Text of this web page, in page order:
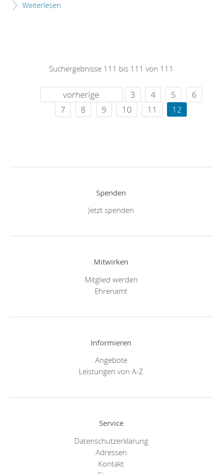
Weiterlesen
Suchergebnisse 111 bis 111 von 111
vorherige 3 4 5
6
7
8 9 10 11 12
Spenden
Jetzt spenden
Mitwirken
Mitglied werden
Ehrenamt
Informieren
Angebote
Leistungen von A-Z
Service
Datenschutzerklärung
Adressen
Kontakt